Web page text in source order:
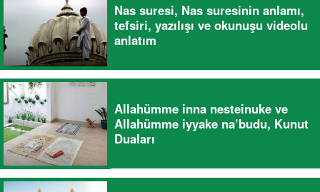
Nas suresi, Nas suresinin anlamı,
tefsiri, yazılışı ve okunuşu videolu
anlatım
Allahümme inna nesteinuke ve
Allahümme iyyake na’budu, Kunut
Duaları